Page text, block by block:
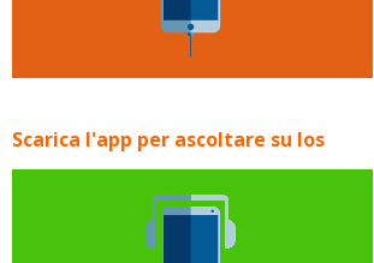
Scarica l'app per ascoltare su Ios